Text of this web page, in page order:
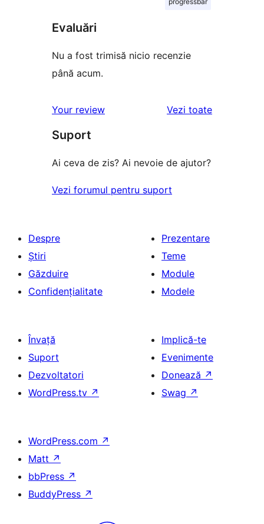
Evaluări
Nu a fost trimisă nicio recenzie
până acum.
Your review Vezi toaterecenziile
Suport
Ai ceva de zis? Ai nevoie de ajutor?
Vezi forumul pentru suport
Despre
Știri
Găzduire
Confidențialitate
Prezentare
Teme
Module
Modele
Învață
Suport
Dezvoltatori
WordPress.tv ↗
Implică-te
Evenimente
Donează ↗
Swag ↗
WordPress.com ↗
Matt ↗
bbPress ↗
BuddyPress ↗